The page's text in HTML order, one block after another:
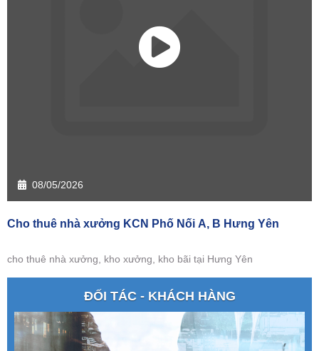
08/05/2026
Cho thuê nhà xưởng KCN Phố Nối A, B Hưng Yên
cho thuê nhà xưởng, kho xưởng, kho bãi tại Hưng Yên
ĐỐI TÁC - KHÁCH HÀNG